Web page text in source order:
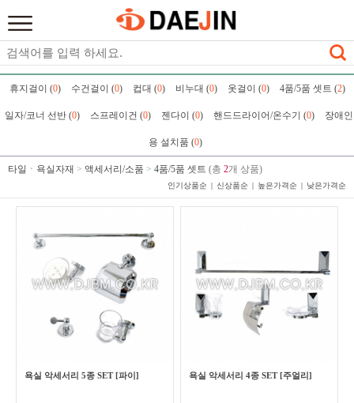
휴지걸이 (0) 수건걸이 (0) 컵대 (0) 비누대 (0) 옷걸이 (0) 4품/5품 셋트 (2)
일자/코너 선반 (0) 스프레이건 (0) 젠다이 (0) 핸드드라이어/온수기 (0) 장애인
용 설치품 (0)
타일ㆍ욕실자재 > 액세서리/소품 > 4품/5품 셋트 (총 2개 상품)
인기상품순 신상품순 높은가격순 낮은가격순
욕실 악세서리 5종 SET [파이] 욕실 악세서리 4종 SET [주얼리]